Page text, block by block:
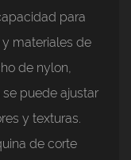
para
materiales de
de nylon,
puede ajustar
y texturas.
de corte